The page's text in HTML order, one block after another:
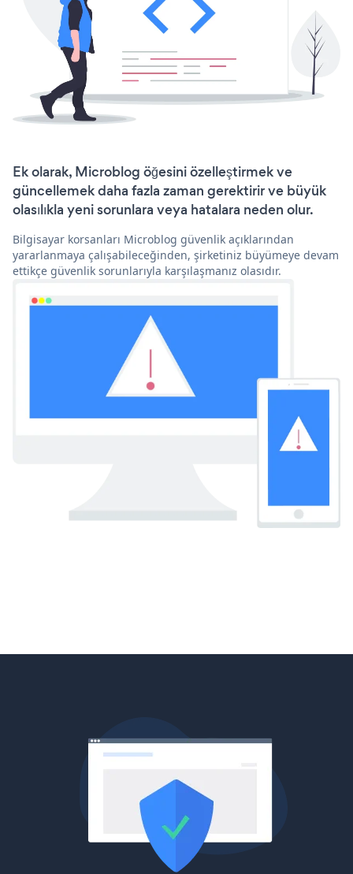
Ek olarak, Microblog öğesini özelleştirmek ve
güncellemek daha fazla zaman gerektirir ve büyük
olasılıkla yeni sorunlara veya hatalara neden olur.
Bilgisayar korsanları Microblog güvenlik açıklarından
yararlanmaya çalışabileceğinden, şirketiniz büyümeye devam
ettikçe güvenlik sorunlarıyla karşılaşmanız olasıdır.